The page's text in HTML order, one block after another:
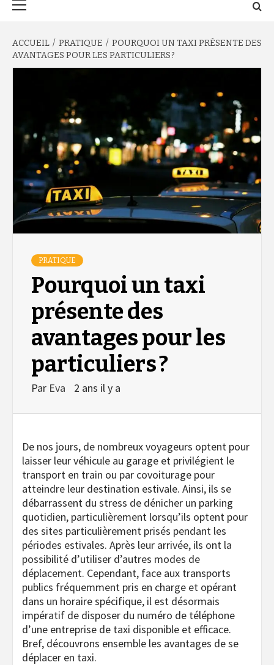
ACCUEIL PRATIQUE
POURQUOI UN TAXI PRÉSENTE DES
AVANTAGES POUR LES PARTICULIERS ?
PRATIQUE
Pourquoi un taxi
présente des
avantages pour les
particuliers ?
Par Eva 2 ans il y a
De nos jours, de nombreux voyageurs optent pour
laisser leur véhicule au garage et privilégient le
transport en train ou par covoiturage pour
atteindre leur destination estivale. Ainsi, ils se
débarrassent du stress de dénicher un parking
quotidien, particulièrement lorsqu’ils optent pour
des sites particulièrement prisés pendant les
périodes estivales. Après leur arrivée, ils ont la
possibilité d’utiliser d’autres modes de
déplacement. Cependant, face aux transports
publics fréquemment pris en charge et opérant
dans un horaire spécifique, il est désormais
impératif de disposer du numéro de téléphone
d’une entreprise de taxi disponible et efficace.
Bref, découvrons ensemble les avantages de se
déplacer en taxi.